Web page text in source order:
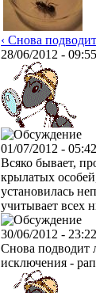
‹ Снова
28/06/2012 -
01/07/2012 -
Всяко бывает,
крылатых
установилась
учитывает всех
30/06/2012 -
Снова подводит
исключения -